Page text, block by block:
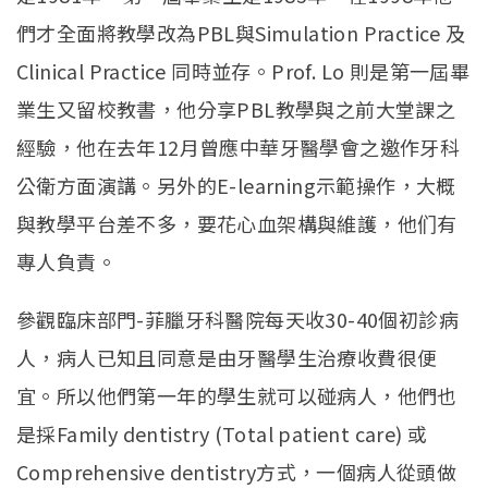
們才全面將教學改為PBL與Simulation Practice 及
Clinical Practice 同時並存。Prof. Lo 則是第一屆畢
業生又留校教書，他分享PBL教學與之前大堂課之
經驗，他在去年12月曾應中華牙醫學會之邀作牙科
公衛方面演講。另外的E-learning示範操作，大概
與教學平台差不多，要花心血架構與維護，他们有
專人負責。
參觀臨床部門-菲臘牙科醫院每天收30-40個初診病
人，病人已知且同意是由牙醫學生治療收費很便
宜。所以他們第一年的學生就可以碰病人，他們也
是採Family dentistry (Total patient care) 或
Comprehensive dentistry方式，一個病人從頭做